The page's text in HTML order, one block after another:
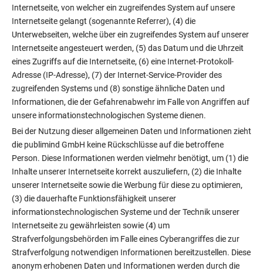
Internetseite, von welcher ein zugreifendes System auf unsere
Internetseite gelangt (sogenannte Referrer), (4) die
Unterwebseiten, welche über ein zugreifendes System auf unserer
Internetseite angesteuert werden, (5) das Datum und die Uhrzeit
eines Zugriffs auf die Internetseite, (6) eine Internet-Protokoll-
Adresse (IP-Adresse), (7) der Internet-Service-Provider des
zugreifenden Systems und (8) sonstige ähnliche Daten und
Informationen, die der Gefahrenabwehr im Falle von Angriffen auf
unsere informationstechnologischen Systeme dienen.
Bei der Nutzung dieser allgemeinen Daten und Informationen zieht
die publimind GmbH keine Rückschlüsse auf die betroffene
Person. Diese Informationen werden vielmehr benötigt, um (1) die
Inhalte unserer Internetseite korrekt auszuliefern, (2) die Inhalte
unserer Internetseite sowie die Werbung für diese zu optimieren,
(3) die dauerhafte Funktionsfähigkeit unserer
informationstechnologischen Systeme und der Technik unserer
Internetseite zu gewährleisten sowie (4) um
Strafverfolgungsbehörden im Falle eines Cyberangriffes die zur
Strafverfolgung notwendigen Informationen bereitzustellen. Diese
anonym erhobenen Daten und Informationen werden durch die